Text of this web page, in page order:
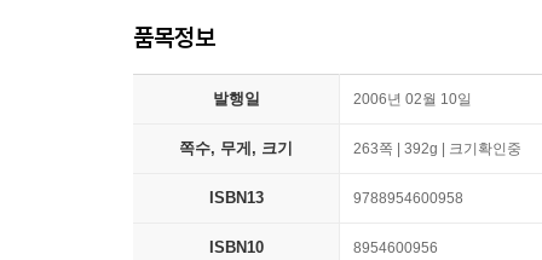
품목정보
발행일 2006년 02월 10일
쪽수, 무게, 크기 263쪽 | 392g | 크기확인중
ISBN13 9788954600958
ISBN10 8954600956